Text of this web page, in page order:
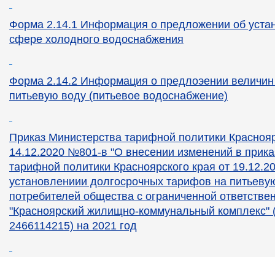
Форма 2.14.1 Информация о предложении об
сфере холодного водоснабжения
Форма 2.14.2 Информация о предлоэении
питьевую воду (питьевое водоснабжение)
Приказ Министерства тарифной политики
14.12.2020 №801-в "О внесении изменений в
тарифной политики Красноярского края от
установлениии долгосрочных тарифов на
потребителей общества с ограниченной
"Красноярский жилищно-коммунальный комплекс"
2466114215) на 2021 год